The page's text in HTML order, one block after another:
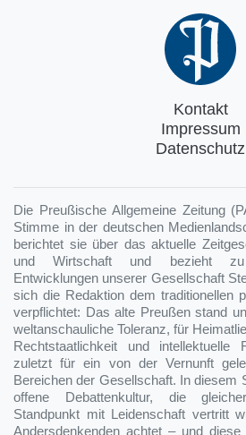
Kontakt
Impressum
Datenschutz
Die Preußische Allgemeine Zeitung
Stimme in der deutschen
berichtet sie über das aktuelle
und Wirtschaft und bezieht zu
Entwicklungen unserer Gesellschaft
sich die Redaktion dem traditionellen
verpflichtet: Das alte Preußen stand
weltanschauliche Toleranz, für
Rechtstaatlichkeit und intellektuelle
zuletzt für ein von der Vernunft
Bereichen der Gesellschaft. In diesem
offene Debattenkultur, die
Standpunkt mit Leidenschaft vertritt
Andersdenkenden achtet – und